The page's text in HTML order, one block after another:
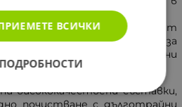
в устата.
(Tetrasodium
съставка спомага за
отлагането на калциеви йони
висококачествени съставки,
почистване с дълготрайни
ВСИЧКИ